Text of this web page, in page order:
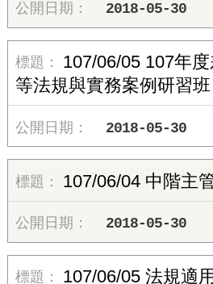
2018-05-30
107/06/05 107年
等法規與實務案例研習班
2018-05-30
107/06/04 中階主
2018-05-30
107/06/05 法規適